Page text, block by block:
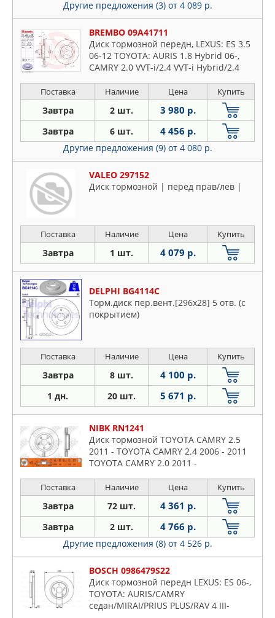
Другие предложения (3) от 4 089 р.
BREMBO 09A41711
Диск тормозной передн, LEXUS: ES 3.5
06-12 TOYOTA: AURIS 1.8 Hybrid 06-,
CAMRY 2.0 VVT-i/2.4 VVT-i Hybrid/2.4
RAV 4 III 2.
Поставка Наличие Цена Купить
Завтра 2 шт. 3 980 р.
Завтра 6 шт. 4 456 р.
Другие предложения (9) от 4 080 р.
VALEO 297152
Диск тормозной | перед прав/лев |
Поставка Наличие Цена Купить
Завтра 1 шт. 4 079 р.
DELPHI BG4114C
Торм.диск пер.вент.[296x28] 5 отв. (с
покрытием)
Поставка Наличие Цена Купить
Завтра 8 шт. 4 100 р.
1 дн. 20 шт. 5 671 р.
NIBK RN1241
Диск тормозной TOYOTA CAMRY 2.5
2011 - TOYOTA CAMRY 2.4 2006 - 2011
TOYOTA CAMRY 2.0 2011 -
Поставка Наличие Цена Купить
Завтра 72 шт. 4 361 р.
Завтра 2 шт. 4 766 р.
Другие предложения (8) от 4 526 р.
BOSCH 0986479S22
Диск тормозной передн LEXUS: ES 06-,
TOYOTA: AURIS/CAMRY
седан/MIRAI/PRIUS PLUS/RAV 4 III-